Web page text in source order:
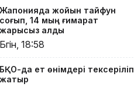
гектар
аумақта
қарасора
өседі
«Әділет»
Жапонияда жойқын тайфун
соғып, 14 мың ғимарат
жарықсыз қалды
Бүгін, 18:58
БҚО-да ет өнімдері тексеріліп
жатыр